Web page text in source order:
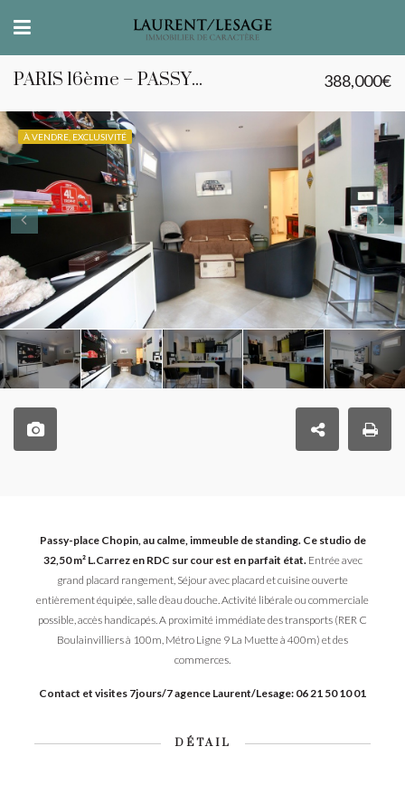
PARIS 16ème – PASSY – Studio ou Bureau 388,000€
À VENDRE, EXCLUSIVITÉ
Passy-place Chopin, au calme, immeuble de standing. Ce studio de
32,50 m² L.Carrez en RDC sur cour est en parfait état.Entrée avec
grand placard rangement, Séjour avec placard et cuisine ouverte
entièrement équipée, salle d’eau douche. Activité libérale ou commerciale
possible, accès handicapés.A proximité immédiate des transports (RER C
Boulainvilliers à 100m, Métro Ligne 9 La Muette à 400m) et des
commerces.
Contact et visites 7jours/7 agence Laurent/Lesage: 06 21 50 10 01
DÉTAIL